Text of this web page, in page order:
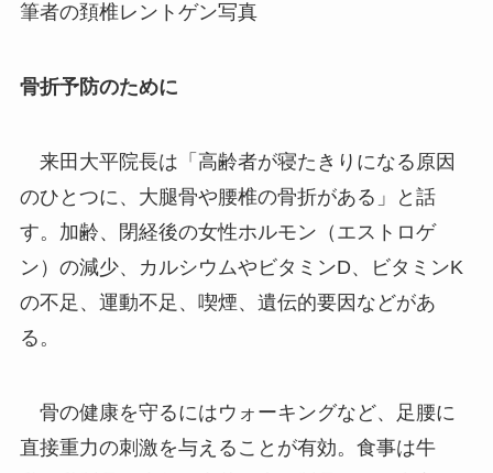
筆者の頚椎レントゲン写真
骨折予防のために
来田大平院長は「高齢者が寝たきりになる原因
のひとつに、大腿骨や腰椎の骨折がある」と話
す。加齢、閉経後の女性ホルモン（エストロゲ
ン）の減少、カルシウムやビタミンD、ビタミンK
の不足、運動不足、喫煙、遺伝的要因などがあ
る。
骨の健康を守るにはウォーキングなど、足腰に
直接重力の刺激を与えることが有効。食事は牛